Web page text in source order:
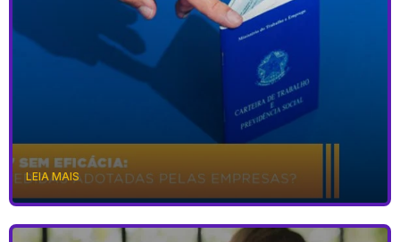
LEIA MAIS